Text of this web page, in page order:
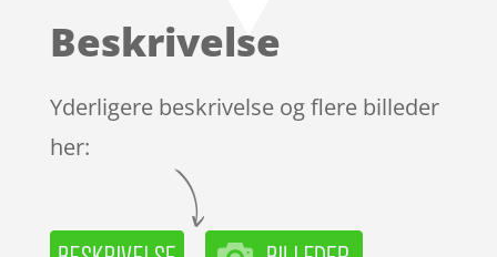
på
mmelser
Beskrivelse
Yderligere beskrivelse og flere billeder
her: